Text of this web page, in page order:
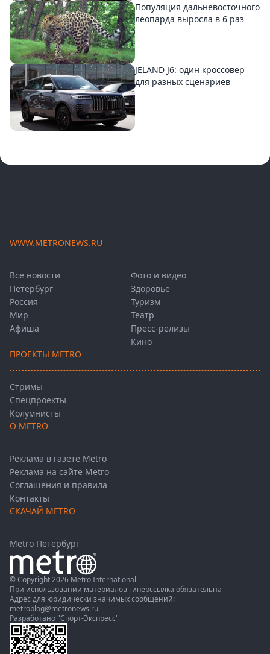
Популяция дальневосточного
леопарда выросла в 6 раз
JELAND J6: один кроссовер
для разных сценариев
WWW.METRONEWS.RU
Все новости
Петербург
Россия
Мир
Афиша
Фото и видео
Здоровье
Туризм
Театр
Пресс-релизы
Кино
ПРОЕКТЫ METRO
Стримы
Спецпроекты
Колумнисты
О METRO
Реклама в газете Metro
Реклама на сайте Metro
Соглашения и правила
Контакты
СКАЧАЙ METRO
Metro Петербург
© Copyright 2026 Metro International
При использовании материалов гиперссылка обязательна
Адрес для юридически значимых сообщений:
metroblog@metronews.ru
Разработано "Спорт-Экспресс"